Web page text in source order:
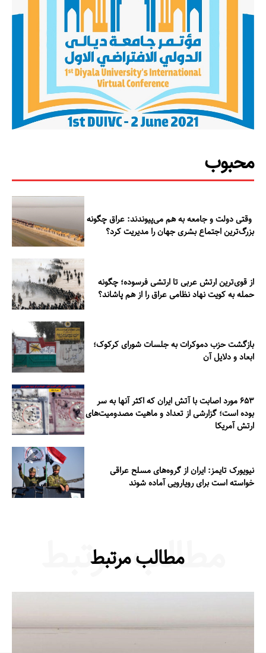
مطالعات عراق
تماس با ما
محبوب
وقتی دولت و جامعه به هم می‌پیوندند: عراق چگونه
بزرگ‌ترین اجتماع بشری جهان را مدیریت کرد؟
از قوی‌ترین ارتش عربی تا ارتشی فرسوده؛ چگونه
حمله به کویت نهاد نظامی عراق را از هم پاشاند؟
بازگشت حزب دموکرات به جلسات شورای کرکوک؛
ابعاد و دلایل آن
۶۵۳ مورد اصابت با آتش ایران که اکثر آنها به سر
بوده است؛ گزارشی از تعداد و ماهیت مصدومیت‌های
ارتش آمریکا
نیویورک تایمز: ایران از گروه‌های مسلح عراقی
خواسته است برای رویارویی آماده شوند
مطالب مرتبط
مطالب مرتبط